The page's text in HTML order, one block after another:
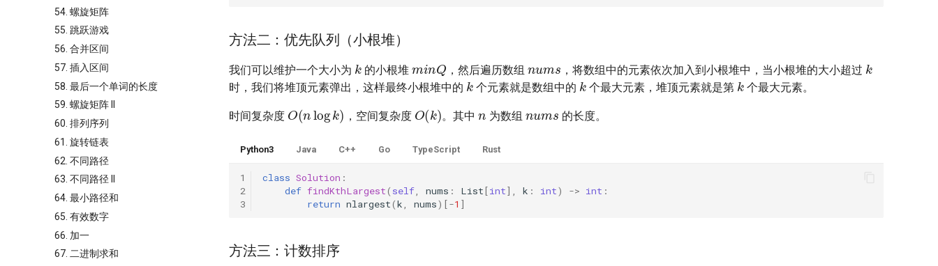
54. 螺旋矩阵
55. 跳跃游戏
56. 合并区间
57. 插入区间
58. 最后一个单词的长度
59. 螺旋矩阵 II
60. 排列序列
61. 旋转链表
62. 不同路径
63. 不同路径 II
64. 最小路径和
65. 有效数字
66. 加一
67. 二进制求和
方法二：优先队列（小根堆）
我们可以维护一个大小为 的小根堆 ，然后遍历数组 ，将数组中的元素依次加入到小根堆中，当小根堆的大小超过
时，我们将堆顶元素弹出，这样最终小根堆中的
k
个元素就是数组中的
k
个最大元素，堆顶元素就是第
k
个最大元素。
时间复杂度
O ( logk
，空间复杂度
O (k)
。其中 为数组 的长度。
Python3 Java C++ Go TypeScript Rust
1
2
3
class Solution :
def findKthLargest( self, nums : List[int], k : int) -> int :
return nlargest(k, nums)[-1 ]
方法三：计数排序